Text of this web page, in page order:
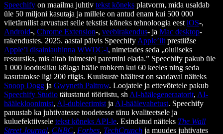
Speechify on maailma juhtiv tekst kõneks platvorm, mida usaldab
üle 50 miljoni kasutaja ja millele on antud enam kui 500 000
viietärnilist arvustust selle tekstist kõneks tehnoloogia eest iOS-,
Android-, Chrome Extension-, veebirakendus- ja Mac desktop-
rakendustes. 2025. aastal pälvis Speechify Apple’ilt prestiižse
Apple’i disainiauhinna WWDC-l, nimetades seda „oluliseks
ressursiks, mis aitab inimestel paremini elada.” Speechify pakub üle
1 000 loodusliku kõlaga hääle rohkem kui 60 keeles ning seda
kasutatakse ligi 200 riigis. Kuulsuste häältest on saadaval näiteks
Snoop Dogg ja Gwyneth Paltrow. Loojatele ja ettevõtetele pakub
Speechify Studio täiustatud tööriistu, sh AI-häälegeneraatorit, AI-
häälekloonimist, AI-dubleerimist ja AI-häälevahetust. Speechify
panustab ka juhtivatesse toodetesse tänu kvaliteetsele ja
kuluefektiivsele tekst kõneks API-le. Esindatud näiteks The Wall
Street Journal, CNBC, Forbes, TechCrunch ja muudes juhtivates